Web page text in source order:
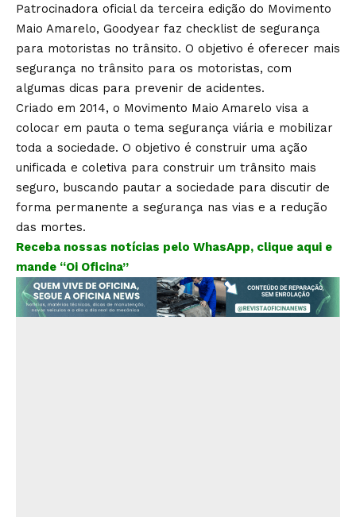
Patrocinadora oficial da terceira edição do Movimento
Maio Amarelo, Goodyear faz checklist de segurança
para motoristas no trânsito. O objetivo é oferecer mais
segurança no trânsito para os motoristas, com
algumas dicas para prevenir de acidentes.
Criado em 2014, o Movimento Maio Amarelo visa a
colocar em pauta o tema segurança viária e mobilizar
toda a sociedade. O objetivo é construir uma ação
unificada e coletiva para construir um trânsito mais
seguro, buscando pautar a sociedade para discutir de
forma permanente a segurança nas vias e a redução
das mortes.
Receba nossas notícias pelo WhasApp, clique aqui e
mande “Oi Oficina”